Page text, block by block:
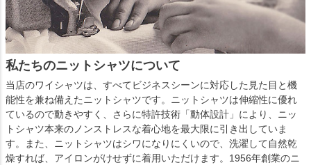
私たちのニットシャツについて
当店のワイシャツは、すべてビジネスシーンに対応した見た目と機
能性を兼ね備えたニットシャツです。ニットシャツは伸縮性に優れ
ているので動きやすく、さらに特許技術「動体設計」により、ニッ
トシャツ本来のノンストレスな着心地を最大限に引き出していま
す。また、ニットシャツはシワになりにくいので、洗濯して自然乾
燥すれば、アイロンがけせずに着用いただけます。1956年創業のニ